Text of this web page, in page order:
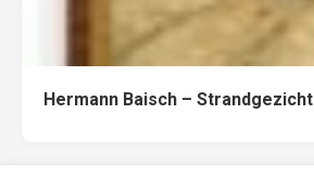
Hermann Baisch – Strandgezicht